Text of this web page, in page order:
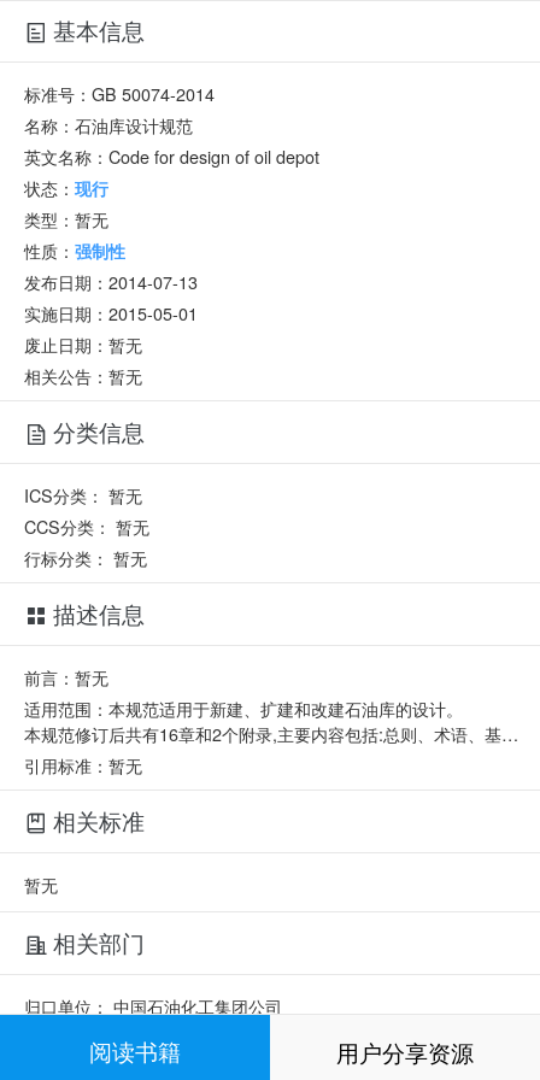
基本信息
标准号： GB 50074-2014
名称： 石油库设计规范
英文名称： Code for design of oil depot
状态： 现行
类型： 暂无
性质： 强制性
发布日期： 2014-07-13
实施日期： 2015-05-01
废止日期： 暂无
相关公告：暂无
分类信息
ICS分类： 暂无
CCS分类： 暂无
行标分类： 暂无
描述信息
前言：暂无
适用范围：本规范适用于新建、扩建和改建石油库的设计。
本规范修订后共有16章和2个附录,主要内容包括:总则、术语、基本规定、库址选择、库区布置、储罐区、易燃和可燃液体泵站、易燃和可燃液体装卸设施、工艺及热力管道、易燃和可燃液体灌桶设施、车间供油站、消防设施、给水排水及污水处理、电气、自动控制和电信、采暖通风等。
引用标准：暂无
相关标准
暂无
相关部门
归口单位： 中国石油化工集团公司
阅读书籍 用户分享资源